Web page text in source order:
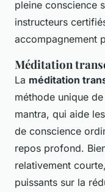
pleine conscience
instructeurs
accompagnement
Méditation
La méditation
méthode unique
mantra, qui aide
de conscience
repos profond.
relativement
puissants sur la